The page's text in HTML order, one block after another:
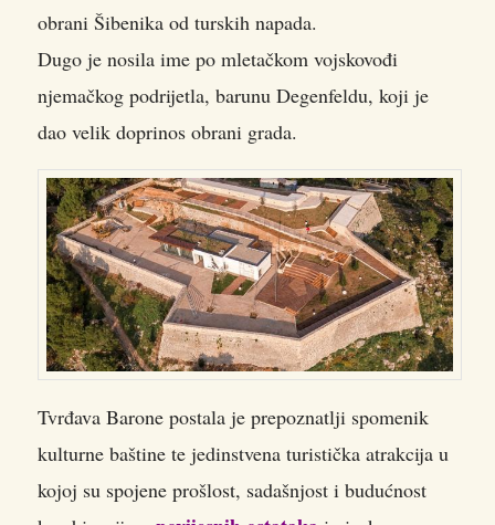
obrani Šibenika od turskih napada.
Dugo je nosila ime po mletačkom vojskovođi
njemačkog podrijetla, barunu Degenfeldu, koji je
dao velik doprinos obrani grada.
Tvrđava Barone postala je prepoznatlji spomenik
kulturne baštine te jedinstvena turistička atrakcija u
kojoj su spojene prošlost, sadašnjost i budućnost